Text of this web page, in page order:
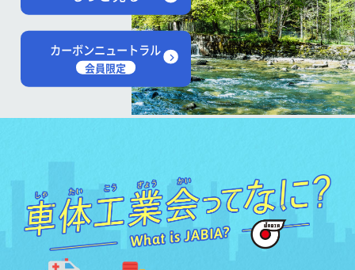
カーボンニュートラル
会員限定